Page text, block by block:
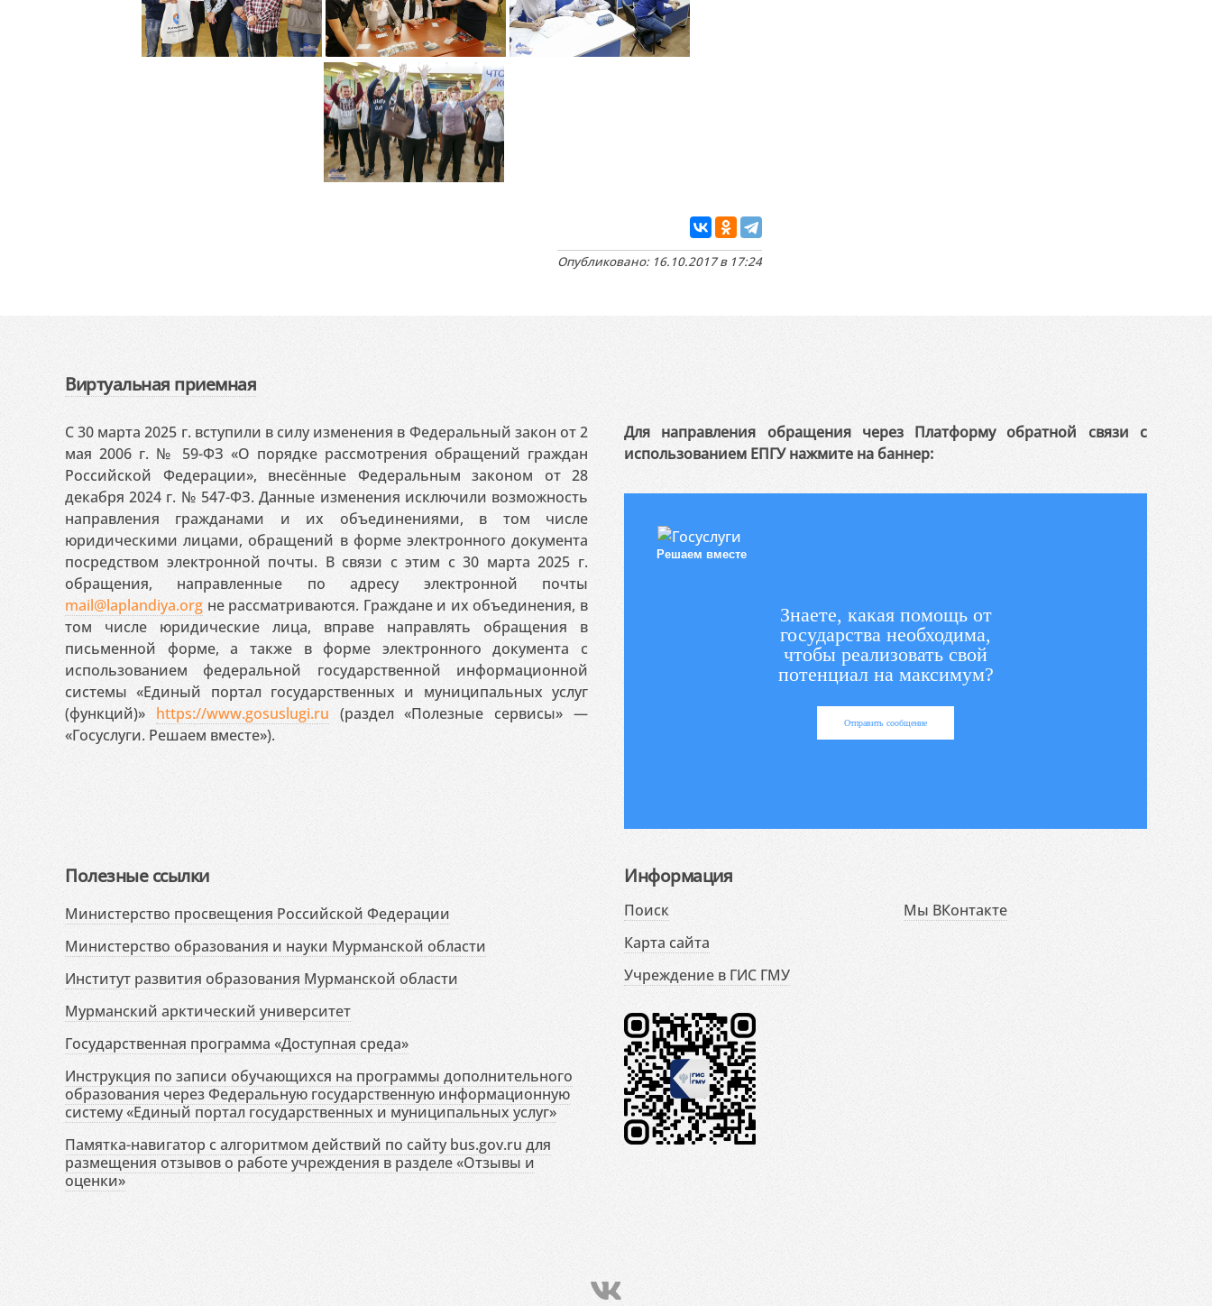
Опубликовано: 16.10.2017 в 17:24
Виртуальная приемная
С 30 марта 2025 г. вступили в силу изменения в Федеральный закон от 2
мая 2006 г. № 59-ФЗ «О порядке рассмотрения обращений граждан
Российской Федерации», внесённые Федеральным законом от 28
декабря 2024 г. № 547-ФЗ. Данные изменения исключили возможность
направления гражданами и их объединениями, в том числе
юридическими лицами, обращений в форме электронного документа
посредством электронной почты. В связи с этим с 30 марта 2025 г.
обращения, направленные по адресу электронной почты
mail@laplandiya.org не рассматриваются. Граждане и их объединения, в
том числе юридические лица, вправе направлять обращения в
письменной форме, а также в форме электронного документа с
использованием федеральной государственной информационной
системы «Единый портал государственных и муниципальных услуг
(функций)» https://www.gosuslugi.ru (раздел «Полезные сервисы» —
«Госуслуги. Решаем вместе»).
Для направления обращения через Платформу обратной связи с
использованием ЕПГУ нажмите на баннер:
Решаем вместе
Знаете, какая помощь от
государства необходима,
чтобы реализовать свой
потенциал на максимум?
Отправить сообщение
Полезные ссылки
Министерство просвещения Российской Федерации
Министерство образования и науки Мурманской области
Институт развития образования Мурманской области
Мурманский арктический университет
Государственная программа «Доступная среда»
Инструкция по записи обучающихся на программы дополнительного
образования через Федеральную государственную информационную
систему «Единый портал государственных и муниципальных услуг»
Памятка-навигатор с алгоритмом действий по сайту bus.gov.ru для
размещения отзывов о работе учреждения в разделе «Отзывы и
оценки»
Информация
Поиск
Карта сайта
Учреждение в ГИС ГМУ
Мы ВКонтакте